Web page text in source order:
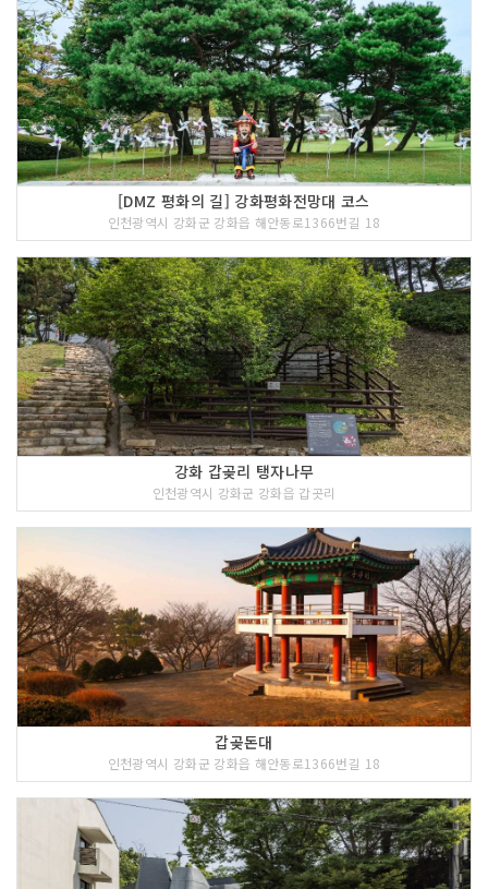
[DMZ 평화의 길] 강화평화전망대 코스
인천광역시 강화군 강화읍 해안동로1366번길 18
강화 갑곶리 탱자나무
인천광역시 강화군 강화읍 갑곳리
갑곶돈대
인천광역시 강화군 강화읍 해안동로1366번길 18